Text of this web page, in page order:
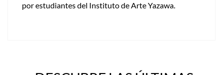
por estudiantes del Instituto de Arte Yazawa.